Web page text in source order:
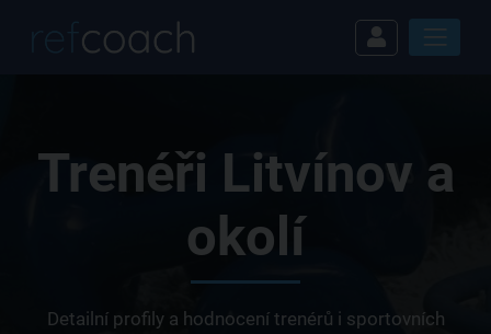
Trenéři Litvínov a
okolí
Detailní profily a hodnocení trenérů i sportovních